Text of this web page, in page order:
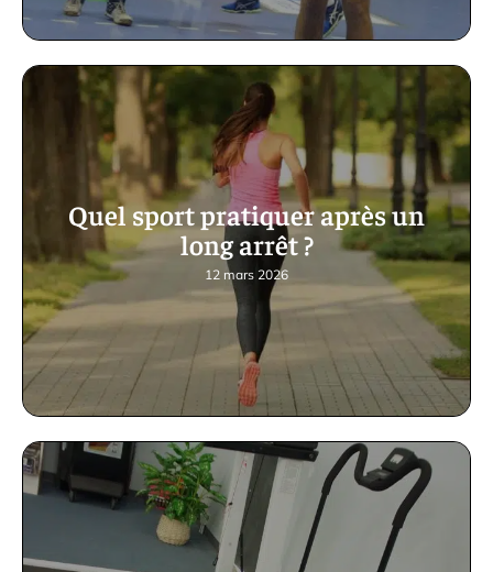
Quel sport pratiquer après un
long arrêt ?
12 mars 2026